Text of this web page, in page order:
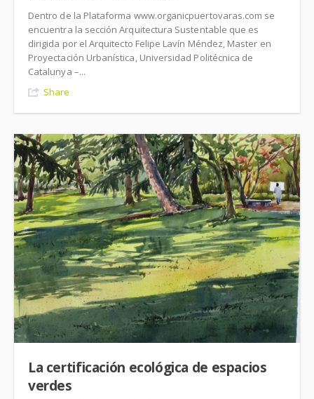
Dentro de la Plataforma www.organicpuertovaras.com se
encuentra la sección Arquitectura Sustentable que es
dirigida por el Arquitecto Felipe Lavín Méndez, Master en
Proyectación Urbanística, Universidad Politécnica de
Catalunya –...
Share
La certificación ecológica de espacios
verdes